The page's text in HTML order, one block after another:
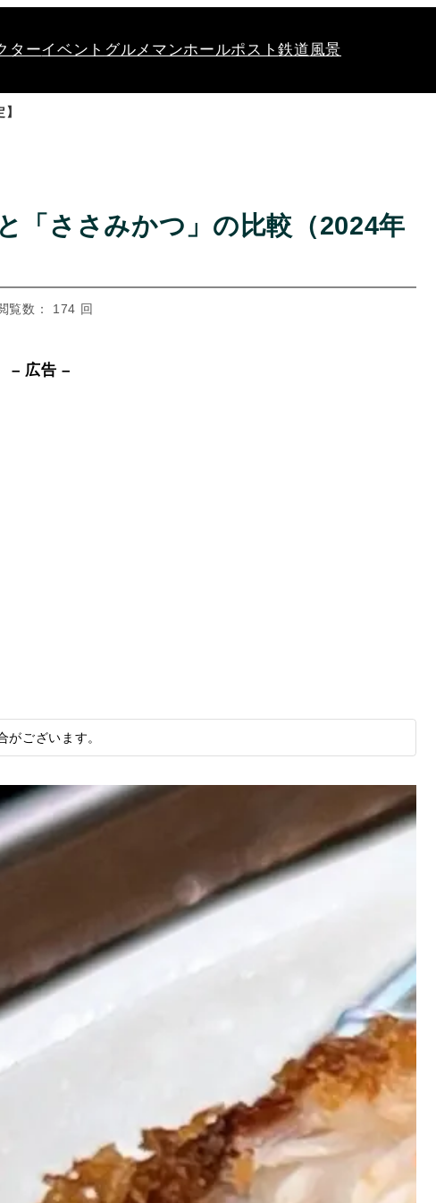
ターイベント グルメ マンホールポスト鉄道 風景
「ささみかつ」の比較（2024年
覧数： 174 回
– 広告 –
がございます。